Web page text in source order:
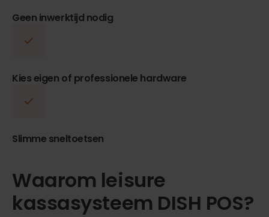
Geen inwerktijd nodig
Kies eigen of professionele hardware
Slimme sneltoetsen
Waarom leisure
kassasysteem DISH POS?